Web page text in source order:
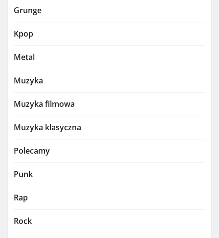
Grunge
Kpop
Metal
Muzyka
Muzyka filmowa
Muzyka klasyczna
Polecamy
Punk
Rap
Rock